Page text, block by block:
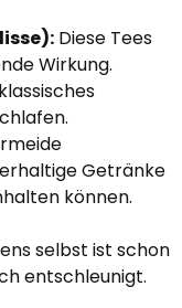
Diese Tees
Wirkung.
Getränke
können.
selbst ist schon
entschleunigt.